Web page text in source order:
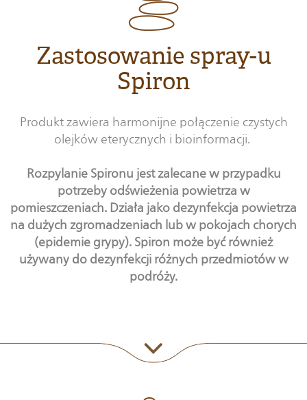
Zastosowanie spray-u
Spiron
Produkt zawiera harmonijne połączenie czystych
olejków eterycznych i bioinformacji.
Rozpylanie Spironu jest zalecane w przypadku
potrzeby odświeżenia powietrza w
pomieszczeniach. Działa jako dezynfekcja powietrza
na dużych zgromadzeniach lub w pokojach chorych
(epidemie grypy). Spiron może być również
używany do dezynfekcji różnych przedmiotów w
podróży.